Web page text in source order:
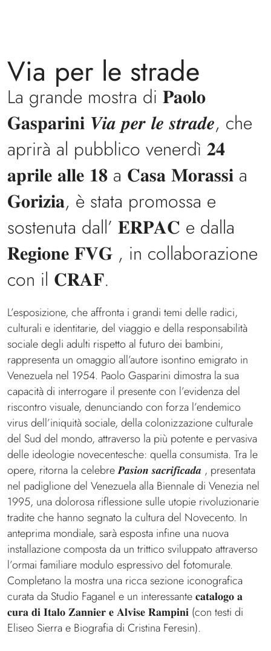
Via per le strade
La grande mostra di 𝐏𝐚𝐨𝐥𝐨
𝐆𝐚𝐬𝐩𝐚𝐫𝐢𝐧𝐢 𝑽𝒊𝒂 𝒑𝒆𝒓 𝒍𝒆 𝒔𝒕𝒓𝒂𝒅𝒆, che
aprirà al pubblico venerdì 𝟐𝟒
𝐚𝐩𝐫𝐢𝐥𝐞 𝐚𝐥𝐥𝐞 𝟏𝟖 a 𝐂𝐚𝐬𝐚 𝐌𝐨𝐫𝐚𝐬𝐬𝐢 a
𝐆𝐨𝐫𝐢𝐳𝐢𝐚, è stata promossa e
sostenuta dall’ 𝐄𝐑𝐏𝐀𝐂 e dalla
𝐑𝐞𝐠𝐢𝐨𝐧𝐞 𝐅𝐕𝐆 , in collaborazione
con il 𝐂𝐑𝐀𝐅.
L’esposizione, che affronta i grandi temi delle radici,
culturali e identitarie, del viaggio e della responsabilità
sociale degli adulti rispetto al futuro dei bambini,
rappresenta un omaggio all’autore isontino emigrato in
Venezuela nel 1954. Paolo Gasparini dimostra la sua
capacità di interrogare il presente con l’evidenza del
riscontro visuale, denunciando con forza l’endemico
virus dell’iniquità sociale, della colonizzazione culturale
del Sud del mondo, attraverso la più potente e pervasiva
delle ideologie novecentesche: quella consumista. Tra le
opere, ritorna la celebre 𝑷𝒂𝒔𝒊𝒐𝒏 𝒔𝒂𝒄𝒓𝒊𝒇𝒊𝒄𝒂𝒅𝒂 , presentata
nel padiglione del Venezuela alla Biennale di Venezia nel
1995, una dolorosa riflessione sulle utopie rivoluzionarie
tradite che hanno segnato la cultura del Novecento. In
anteprima mondiale, sarà esposta infine una nuova
installazione composta da un trittico sviluppato attraverso
l’ormai familiare modulo espressivo del fotomurale.
Completano la mostra una ricca sezione iconografica
curata da Studio Faganel e un interessante 𝐜𝐚𝐭𝐚𝐥𝐨𝐠𝐨 𝐚
𝐜𝐮𝐫𝐚 𝐝𝐢 𝐈𝐭𝐚𝐥𝐨 𝐙𝐚𝐧𝐧𝐢𝐞𝐫 𝐞 𝐀𝐥𝐯𝐢𝐬𝐞 𝐑𝐚𝐦𝐩𝐢𝐧𝐢 (con testi di
Eliseo Sierra e Biografia di Cristina Feresin).